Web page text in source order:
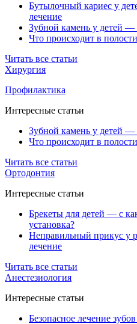
Бутылочный кариес у
лечение
Зубной камень у детей
Что происходит в
Читать все статьи
Хирургия
Профилактика
Интересные статьи
Зубной камень у детей
Что происходит в
Читать все статьи
Ортодонтия
Интересные статьи
Брекеты для детей — с
установка?
Неправильный прикус у
лечение
Читать все статьи
Анестезиология
Интересные статьи
Безопасное лечение